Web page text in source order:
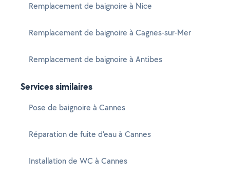
Remplacement de baignoire à Nice
Remplacement de baignoire à Cagnes-sur-Mer
Remplacement de baignoire à Antibes
Services similaires
Pose de baignoire à Cannes
Réparation de fuite d'eau à Cannes
Installation de WC à Cannes